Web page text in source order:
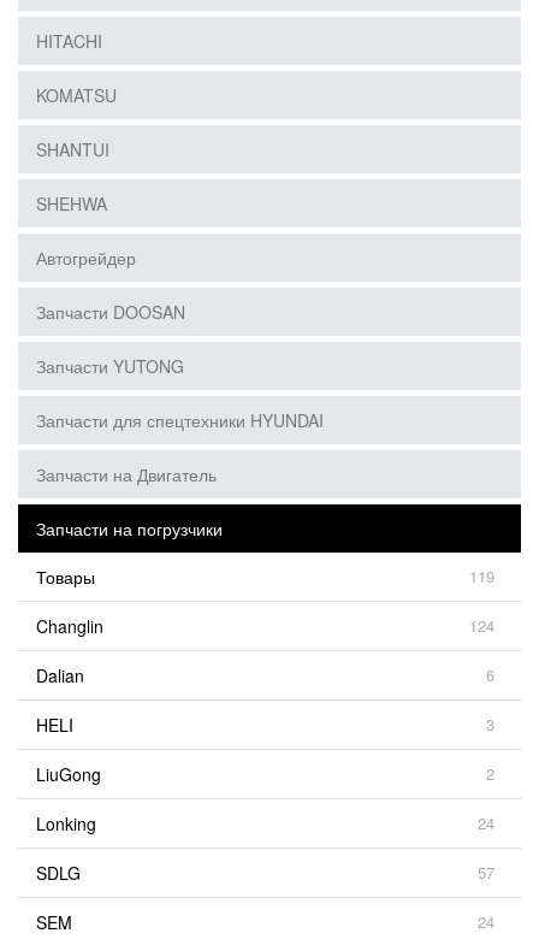
HITACHI
KOMATSU
SHANTUI
SHEHWA
Автогрейдер
Запчасти DOOSAN
Запчасти YUTONG
Запчасти для спецтехники HYUNDAI
Запчасти на Двигатель
Запчасти на погрузчики
Товары
119
Changlin 124
Dalian 6
HELI 3
LiuGong 2
Lonking 24
SDLG 57
SEM 24